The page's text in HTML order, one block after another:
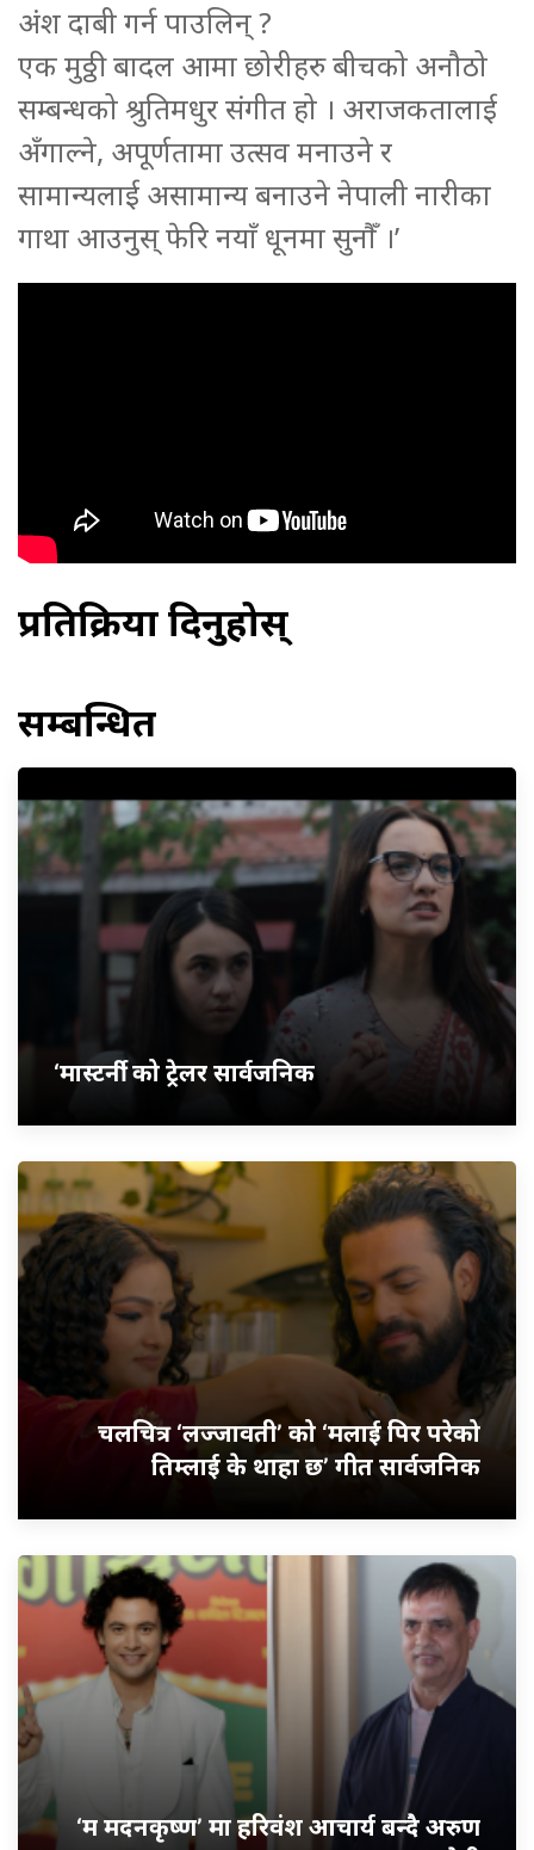
अंश दाबी गर्न पाउलिन् ?
एक मुठ्ठी बादल आमा छोरीहरु बीचको अनौठो
सम्बन्धको श्रुतिमधुर संगीत हो । अराजकतालाई
अँगाल्ने, अपूर्णतामा उत्सव मनाउने र
सामान्यलाई असामान्य बनाउने नेपाली नारीका
गाथा आउनुस् फेरि नयाँ धूनमा सुनौँ ।’
प्रतिक्रिया दिनुहोस्
सम्बन्धित
‘मास्टर्नी’ को ट्रेलर सार्वजनिक
चलचित्र ‘लज्जावती’ को ‘मलाई पिर परेको
तिम्लाई के थाहा छ’ गीत सार्वजनिक
‘म मदनकृष्ण’ मा हरिवंश आचार्य बन्दै अरुण